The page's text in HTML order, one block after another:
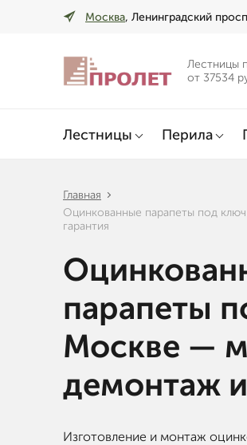
Москва, Ленинградский
Лестницы
от 37534
Лестницы Перила
Главная
Оцинкованные парапеты под
гарантия
парапеты
Москве —
демонтаж
Изготовление и монтаж